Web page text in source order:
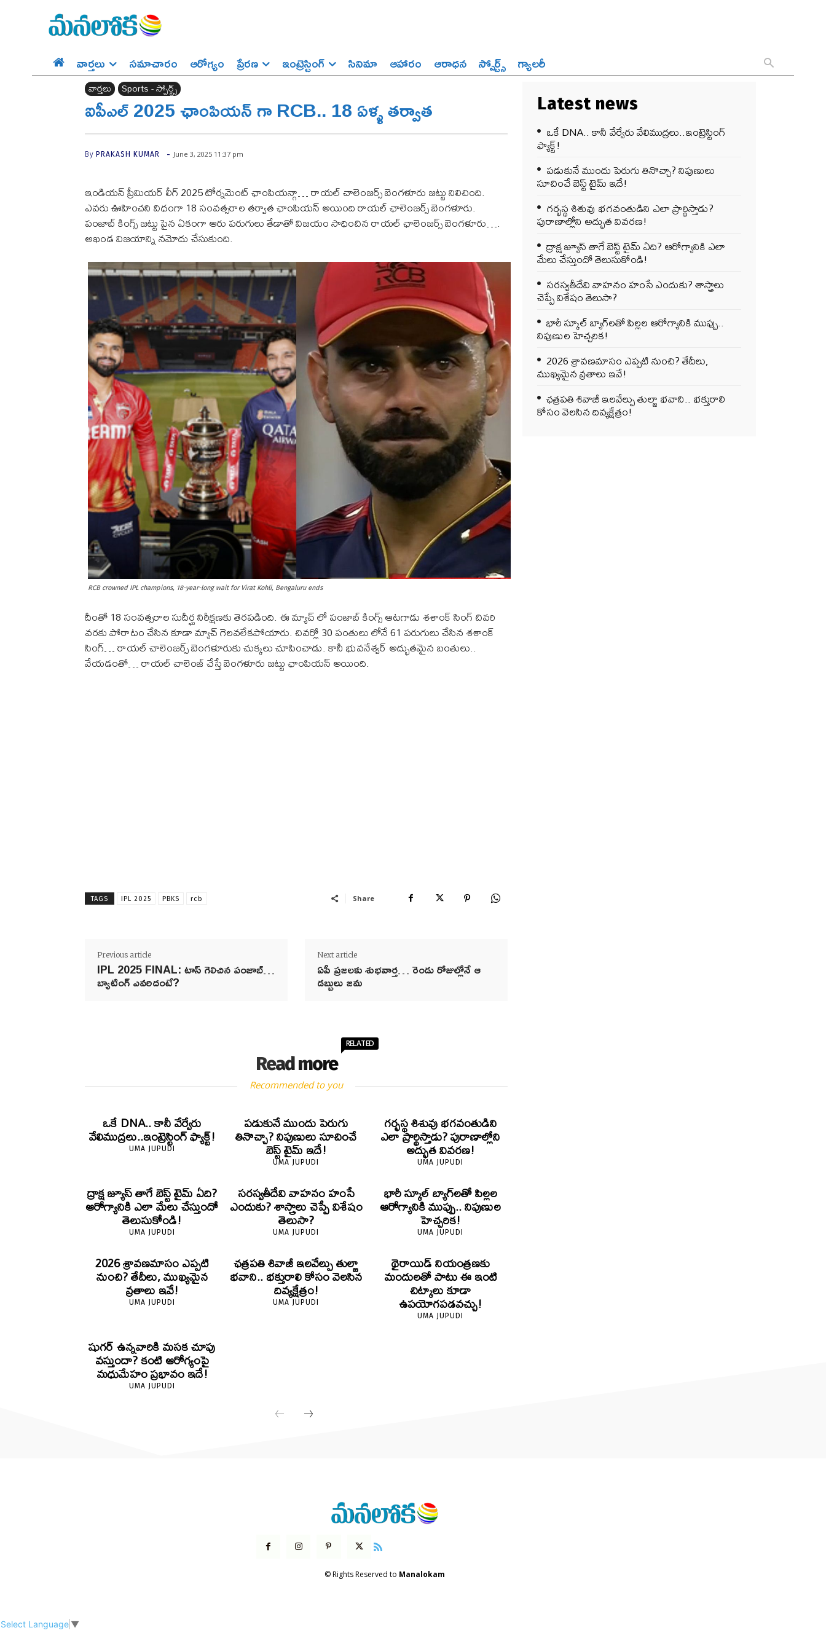
వార్తలు సమాచారం ఆరోగ్యం ప్రేర‌ణ‌ ఇంట్రెస్టింగ్‌ సినిమా ఆహారం ఆరాధన స్పోర్ట్స్‌ గ్యాలరీ
వార్తలు Sports - స్పోర్ట్స్‌
ఐపీఎల్ 2025 ఛాంపియన్ గా RCB.. 18 ఏళ్ళ తర్వాత
By PRAKASH KUMAR - June 3, 2025 11:37 pm
ఇండియన్ ప్రీమియర్ లీగ్ 2025 టోర్నమెంట్ ఛాంపియన్గా… రాయల్ చాలెంజర్స్ బెంగళూరు జట్టు నిలిచింది.
ఎవరు ఊహించని విధంగా 18 సంవత్సరాల తర్వాత ఛాంపియన్ అయింది రాయల్ ఛాలెంజర్స్ బెంగళూరు.
పంజాబ్ కింగ్స్ జట్టు పైన ఏకంగా ఆరు పరుగులు తేడాతో విజయం సాధించిన రాయల్ ఛాలెంజర్స్ బెంగళూరు….
అఖండ విజయాన్ని నమోదు చేసుకుంది.
RCB crowned IPL champions, 18-year-long wait for Virat Kohli, Bengaluru ends
దీంతో 18 సంవత్సరాల సుదీర్ఘ నిరీక్షణకు తెరపడింది. ఈ మ్యాచ్ లో పంజాబ్ కింగ్స్ ఆటగాడు శశాంక్ సింగ్ చివరి
వరకు పోరాటం చేసిన కూడా మ్యాచ్ గెలవలేకపోయారు. చివర్లో 30 పంతులు లోనే 61 పరుగులు చేసిన శశాంక్
సింగ్… రాయల్ చాలెంజర్స్ బెంగళూరుకు చుక్కలు చూపించాడు. కానీ భువనేశ్వర్ అద్భుతమైన బంతులు..
వేయడంతో… రాయల్ చాలెంజ్ చేస్తే బెంగళూరు జట్టు ఛాంపియన్ అయింది.
TAGS IPL 2025 PBKS rcb Share
Previous article
IPL 2025 FINAL: టాస్ గెలిచిన పంజాబ్…
బ్యాటింగ్ ఎవరిదంటే?
Next article
ఏపీ ప్రజలకు శుభవార్త… రెండు రోజుల్లోనే ఆ
డబ్బులు జమ
Read more
RELATED
Recommended to you
ఒకే DNA.. కానీ వేర్వేరు
వేలిముద్రలు..ఇంట్రెస్టింగ్ ఫ్యాక్ట్!
UMA JUPUDI
పడుకునే ముందు పెరుగు
తినొచ్చా? నిపుణులు సూచించే
బెస్ట్ టైమ్ ఇదే!
UMA JUPUDI
గర్భస్థ శిశువు భగవంతుడిని
ఎలా ప్రార్థిస్తాడు? పురాణాల్లోని
అద్భుత వివరణ!
UMA JUPUDI
ద్రాక్ష జ్యూస్ తాగే బెస్ట్ టైమ్ ఏది?
ఆరోగ్యానికి ఎలా మేలు చేస్తుందో
తెలుసుకోండి!
UMA JUPUDI
సరస్వతీదేవి వాహనం హంసే
ఎందుకు? శాస్త్రాలు చెప్పే విశేషం
తెలుసా?
UMA JUPUDI
భారీ స్కూల్ బ్యాగ్‌లతో పిల్లల
ఆరోగ్యానికి ముప్పు.. నిపుణుల
హెచ్చరిక!
UMA JUPUDI
2026 శ్రావణమాసం ఎప్పటి
నుంచి? తేదీలు, ముఖ్యమైన
వ్రతాలు ఇవే!
UMA JUPUDI
ఛత్రపతి శివాజీ ఇలవేల్పు తుల్జా
భవాని.. భక్తురాలి కోసం వెలసిన
దివ్యక్షేత్రం!
UMA JUPUDI
థైరాయిడ్ నియంత్రణకు
మందులతో పాటు ఈ ఇంటి
చిట్కాలు కూడా
ఉపయోగపడవచ్చు!
UMA JUPUDI
షుగర్ ఉన్నవారికి మసక చూపు
వస్తుందా? కంటి ఆరోగ్యంపై
మధుమేహం ప్రభావం ఇదే!
UMA JUPUDI
Latest news
ఒకే DNA.. కానీ వేర్వేరు వేలిముద్రలు..ఇంట్రెస్టింగ్
ఫ్యాక్ట్!
పడుకునే ముందు పెరుగు తినొచ్చా? నిపుణులు
సూచించే బెస్ట్ టైమ్ ఇదే!
గర్భస్థ శిశువు భగవంతుడిని ఎలా ప్రార్థిస్తాడు?
పురాణాల్లోని అద్భుత వివరణ!
ద్రాక్ష జ్యూస్ తాగే బెస్ట్ టైమ్ ఏది? ఆరోగ్యానికి ఎలా
మేలు చేస్తుందో తెలుసుకోండి!
సరస్వతీదేవి వాహనం హంసే ఎందుకు? శాస్త్రాలు
చెప్పే విశేషం తెలుసా?
భారీ స్కూల్ బ్యాగ్‌లతో పిల్లల ఆరోగ్యానికి ముప్పు..
నిపుణుల హెచ్చరిక!
2026 శ్రావణమాసం ఎప్పటి నుంచి? తేదీలు,
ముఖ్యమైన వ్రతాలు ఇవే!
ఛత్రపతి శివాజీ ఇలవేల్పు తుల్జా భవాని.. భక్తురాలి
కోసం వెలసిన దివ్యక్షేత్రం!
© Rights Reserved to Manalokam
Select Language ▼